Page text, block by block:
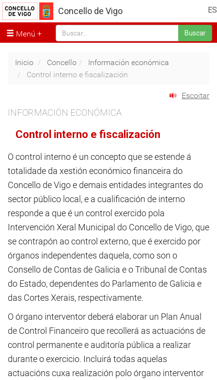
ES
Concello de Vigo
Menú Buscar
Inicio Concello
Información económica
Control interno e fiscalización
Escoitar
INFORMACIÓN ECONÓMICA
Control interno e fiscalización
O control interno é un concepto que se estende á
totalidade da xestión económico financeira do
Concello de Vigo e demais entidades integrantes do
sector público local, e a cualificación de interno
responde a que é un control exercido pola
Intervención Xeral Municipal do Concello de Vigo, que
se contrapón ao control externo, que é exercido por
órganos independentes daquela, como son o
Consello de Contas de Galicia e o Tribunal de Contas
do Estado, dependentes do Parlamento de Galicia e
das Cortes Xerais, respectivamente.
O órgano interventor deberá elaborar un Plan Anual
de Control Financeiro que recollerá as actuacións de
control permanente e auditoría pública a realizar
durante o exercicio. Incluirá todas aquelas
actuacións cuxa realización polo órgano interventor